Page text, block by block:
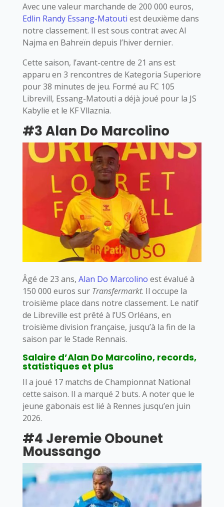
Avec une valeur marchande de 200 000 euros,
Edlin Randy Essang-Matouti est deuxième dans
notre classement. Il est sous contrat avec Al
Najma en Bahreïn depuis l’hiver dernier.
Cette saison, l’avant-centre de 21 ans est
apparu en 3 rencontres de Kategoria Superiore
pour 38 minutes de jeu. Formé au FC 105
Librevill, Essang-Matouti a déjà joué pour la JS
Kabylie et le KF Vllaznia.
#3 Alan Do Marcolino
Âgé de 23 ans, Alan Do Marcolino est évalué à
150 000 euros sur Transfermarkt. Il occupe la
troisième place dans notre classement. Le natif
de Libreville est prêté à l’US Orléans, en
troisième division française, jusqu’à la fin de la
saison par le Stade Rennais.
Salaire d’Alan Do Marcolino, records,
statistiques et plus
Il a joué 17 matchs de Championnat National
cette saison. Il a marqué 2 buts. A noter que le
jeune gabonais est lié à Rennes jusqu’en juin
2026.
#4 Jeremie Obounet
Moussango